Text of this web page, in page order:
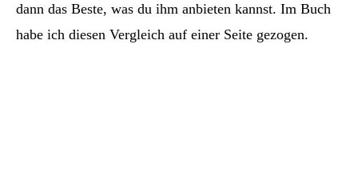
dann das Beste, was du ihm anbieten kannst. Im Buch
habe ich diesen Vergleich auf einer Seite gezogen.